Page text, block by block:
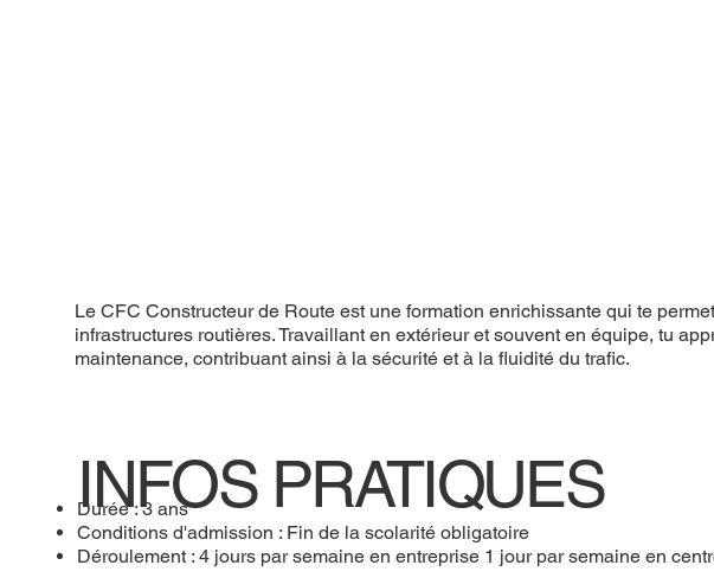
Le CFC Constructeur de Route est une formation enrichissante qui te
infrastructures routières. Travaillant en extérieur et souvent en équipe, tu
maintenance, contribuant ainsi à la sécurité et à la fluidité du trafic.
INFOS PRATIQUES
Durée : 3 ans
Conditions d'admission : Fin de la scolarité obligatoire
Déroulement : 4 jours par semaine en entreprise 1 jour par semaine en